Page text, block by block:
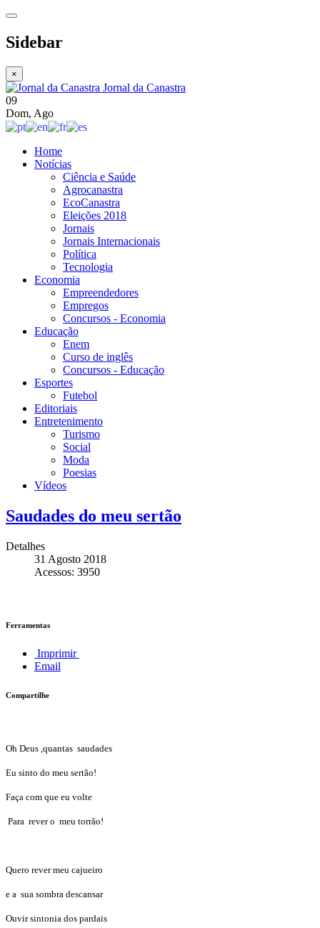
Sidebar
×
Jornal da Canastra
09
Dom, Ago
Home
Notícias
Ciência e Saúde
Agrocanastra
EcoCanastra
Eleições 2018
Jornais
Jornais Internacionais
Política
Tecnologia
Economia
Empreendedores
Empregos
Concursos - Economia
Educação
Enem
Curso de inglês
Concursos - Educação
Esportes
Futebol
Editoriais
Entretenimento
Turismo
Social
Moda
Poesias
Vídeos
Saudades do meu sertão
Detalhes
31 Agosto 2018
Acessos: 3950
Ferramentas
Imprimir
Email
Compartilhe
Oh Deus ,quantas saudades
Eu sinto do meu sertão!
Faça com que eu volte
Para rever o meu torrão!
Quero rever meu cajueiro
e a sua sombra descansar
Ouvir sintonia dos pardais